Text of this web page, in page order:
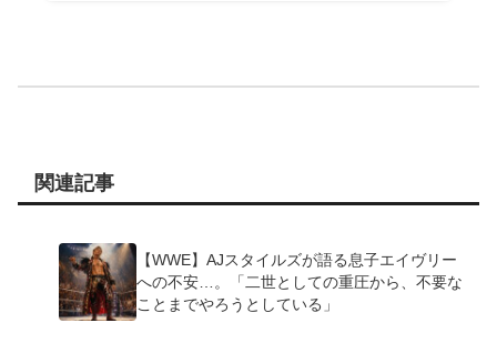
関連記事
【WWE】AJスタイルズが語る息子エイヴリー
への不安…。「二世としての重圧から、不要な
ことまでやろうとしている」